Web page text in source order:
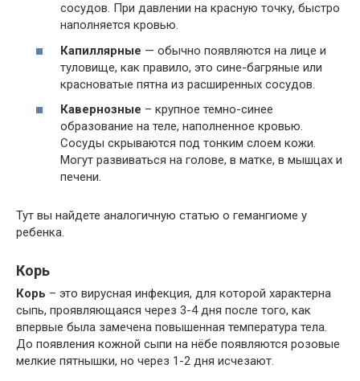
сосудов. При давлении на красную точку, быстро
наполняется кровью.
Капиллярные — обычно появляются на лице и
туловище, как правило, это сине-багряные или
красноватые пятна из расширенных сосудов.
Кавернозные – крупное темно-синее
образование на теле, наполненное кровью.
Сосуды скрываются под тонким слоем кожи.
Могут развиваться на голове, в матке, в мышцах и
печени.
Тут вы найдете аналогичную статью о гемангиоме у
ребенка.
Корь
Корь – это вирусная инфекция, для которой характерна
сыпь, проявляющаяся через 3-4 дня после того, как
впервые была замечена повышенная температура тела.
До появления кожной сыпи на нёбе появляются розовые
мелкие пятнышки, но через 1-2 дня исчезают.